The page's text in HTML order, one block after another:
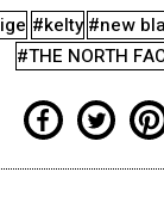
#kelty #new
#THE NORTH